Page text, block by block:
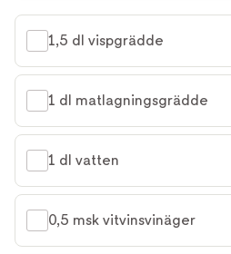
1,5 dl vispgrädde
1 dl matlagningsgrädde
1 dl vatten
0,5 msk vitvinsvinäger